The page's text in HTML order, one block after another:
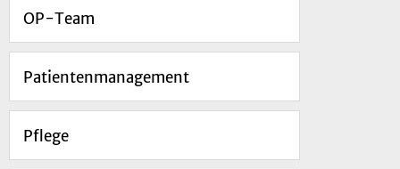
OP-Team
Patientenmanagement
Pflege